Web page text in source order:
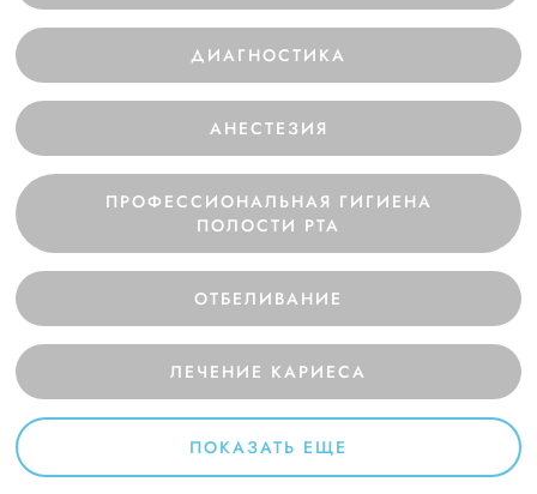
ДИАГНОСТИКА
АНЕСТЕЗИЯ
ПРОФЕССИОНАЛЬНАЯ ГИГИЕНА
ПОЛОСТИ РТА
ОТБЕЛИВАНИЕ
ЛЕЧЕНИЕ КАРИЕСА
ПОКАЗАТЬ ЕЩЕ